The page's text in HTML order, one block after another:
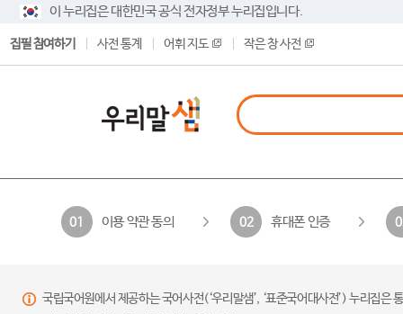
이 누리집은 대한민국 공식 전자정부 누리집입니다.
집필 참여하기 사전 통계 어휘 지도 작은 창 사전
01 이용 약관 동의 02 휴대폰 인증
국립국어원에서 제공하는 국어사전(‘우리말샘’, ‘표준국어대사전’) 누리집